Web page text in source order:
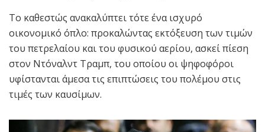
Το καθεστώς ανακαλύπτει τότε ένα ισχυρό
οικονομικό όπλο: προκαλώντας εκτόξευση των τιμών
του πετρελαίου και του φυσικού αερίου, ασκεί πίεση
στον Ντόναλντ Τραμπ, του οποίου οι ψηφοφόροι
υφίστανται άμεσα τις επιπτώσεις του πολέμου στις
τιμές των καυσίμων.